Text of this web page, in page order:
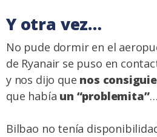
Y otra vez…
No pude dormir en el
de Ryanair se puso en
y nos dijo que nos
que había un “problemita”
Bilbao no tenía